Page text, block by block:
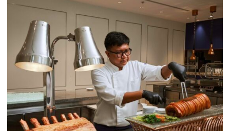
‘Pri-
Customer
Ecosystem
เชื่อม
ลูก
พันธมิตร
ขยาย
มูลค่า
ธุรกิจ